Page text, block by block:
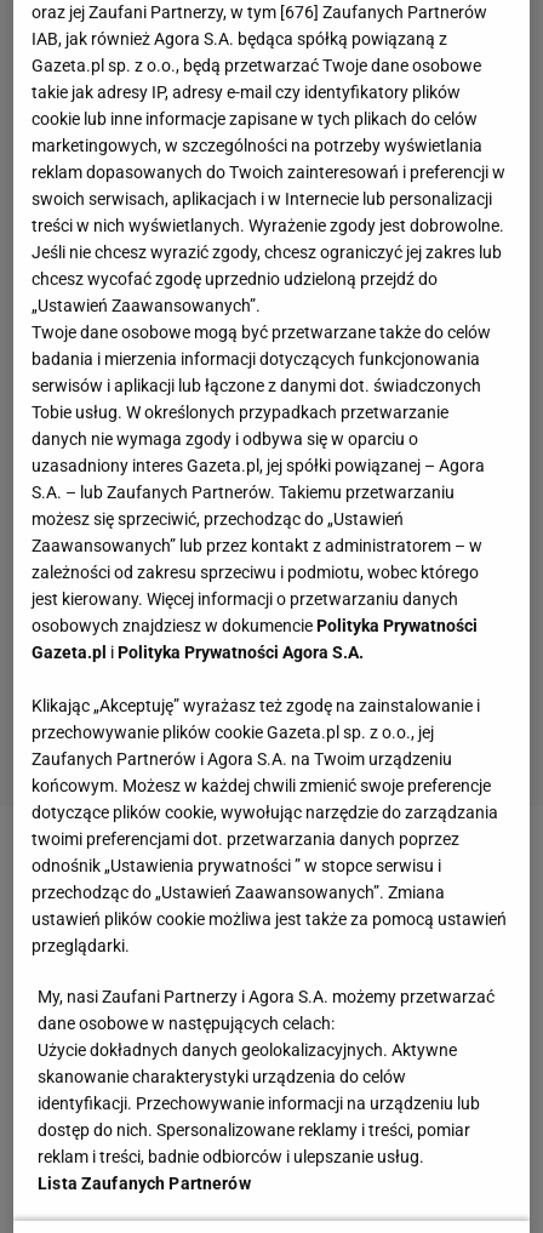
Zobacz wideoSantos zaskoczył! Powrót
Krychowiaka i Grosickiego
pokaże"
W niedzielę Góralski był gościem programu "Loża
Piłkarska" wKanale Sportowym. Tam opowiedział,
jakie ma odczucia po pierwszym meczu w nowym
zespole. - III liga nie jest taka prosta, jak się
oraz jej Zaufani Partnerzy, w tym [676] Zaufanych Partnerów
IAB, jak również Agora S.A. będąca spółką powiązaną z
Gazeta.pl sp. z o.o., będą przetwarzać Twoje dane osobowe
takie jak adresy IP, adresy e-mail czy identyfikatory plików
cookie lub inne informacje zapisane w tych plikach do celów
marketingowych, w szczególności na potrzeby wyświetlania
reklam dopasowanych do Twoich zainteresowań i preferencji w
swoich serwisach, aplikacjach i w Internecie lub personalizacji
treści w nich wyświetlanych. Wyrażenie zgody jest dobrowolne.
Jeśli nie chcesz wyrazić zgody, chcesz ograniczyć jej zakres lub
chcesz wycofać zgodę uprzednio udzieloną przejdź do
„Ustawień Zaawansowanych”.
Twoje dane osobowe mogą być przetwarzane także do celów
badania i mierzenia informacji dotyczących funkcjonowania
serwisów i aplikacji lub łączone z danymi dot. świadczonych
Tobie usług. W określonych przypadkach przetwarzanie
danych nie wymaga zgody i odbywa się w oparciu o
uzasadniony interes Gazeta.pl, jej spółki powiązanej – Agora
S.A. – lub Zaufanych Partnerów. Takiemu przetwarzaniu
możesz się sprzeciwić, przechodząc do „Ustawień
Zaawansowanych” lub przez kontakt z administratorem – w
zależności od zakresu sprzeciwu i podmiotu, wobec którego
jest kierowany. Więcej informacji o przetwarzaniu danych
osobowych znajdziesz w dokumenciePolityka Prywatności
Gazeta.pl iPolityka Prywatności Agora S.A.
Klikając „Akceptuję” wyrażasz też zgodę na zainstalowanie i
przechowywanie plików cookie Gazeta.pl sp. z o.o., jej
Zaufanych Partnerów i Agora S.A. na Twoim urządzeniu
końcowym. Możesz w każdej chwili zmienić swoje preferencje
dotyczące plików cookie, wywołując narzędzie do zarządzania
twoimi preferencjami dot. przetwarzania danych poprzez
odnośnik „Ustawienia prywatności ” w stopce serwisu i
przechodząc do „Ustawień Zaawansowanych”. Zmiana
ustawień plików cookie możliwa jest także za pomocą ustawień
przeglądarki.
My, nasi Zaufani Partnerzy i Agora S.A. możemy przetwarzać
dane osobowe w następujących celach:
Użycie dokładnych danych geolokalizacyjnych. Aktywne
skanowanie charakterystyki urządzenia do celów
identyfikacji. Przechowywanie informacji na urządzeniu lub
dostęp do nich. Spersonalizowane reklamy i treści, pomiar
reklam i treści, badnie odbiorców i ulepszanie usług.
Lista Zaufanych Partnerów